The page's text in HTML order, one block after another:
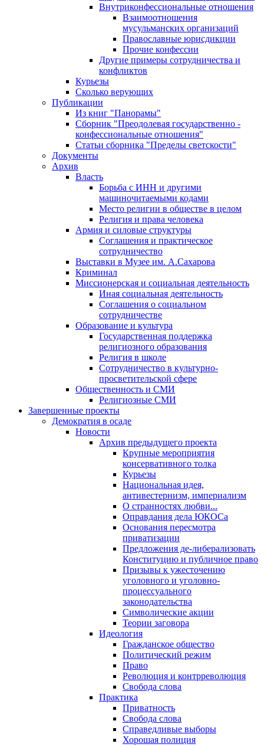
Внутриконфессиональные отношения
Взаимоотношения
мусульманских организаций
Православные юрисдикции
Прочие конфессии
Другие примеры сотрудничества и
конфликтов
Курьезы
Сколько верующих
Публикации
Из книг "Панорамы"
Сборник "Преодолевая государственно -
конфессиональные отношения"
Статьи сборника "Пределы светскости"
Документы
Архив
Власть
Борьба с ИНН и другими
машиночитаемыми кодами
Место религии в обществе в целом
Религия и права человека
Армия и силовые структуры
Соглашения и практическое
сотрудничество
Выставки в Музее им. А.Сахарова
Криминал
Миссионерская и социальная деятельность
Иная социальная деятельность
Соглашения о социальном
сотрудничестве
Образование и культура
Государственная поддержка
религиозного образования
Религия в школе
Сотрудничество в культурно-
просветительской сфере
Общественность и СМИ
Религиозные СМИ
Завершенные проекты
Демократия в осаде
Новости
Архив предыдущего проекта
Крупные мероприятия
консервативного толка
Курьезы
Национальная идея,
антивестернизм, империализм
О странностях любви...
Оправдания дела ЮКОСа
Основания пересмотра
приватизации
Предложения де-либерализовать
Конституцию и публичное право
Призывы к ужесточению
уголовного и уголовно-
процессуального
законодательства
Символические акции
Теории заговора
Идеология
Гражданское общество
Политический режим
Право
Революция и контрреволюция
Свобода слова
Практика
Приватность
Свобода слова
Справедливые выборы
Хорошая полиция